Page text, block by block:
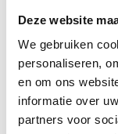
Deze website
We gebruiken
personaliseren,
en om ons
informatie over
partners voor
is eengrote
goede optie! De
aan een stalen
en genieten ook
kunsthaag. De
echt te